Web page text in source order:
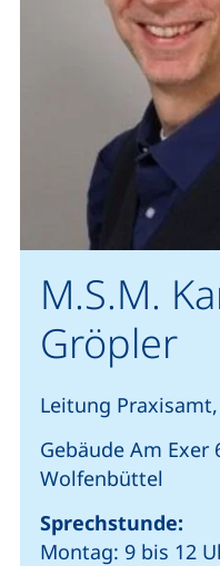
M.S.M.
Gröpler
Leitung
Gebäude Am Exer
Wolfenbüttel
Sprechstunde:
Montag: 9 bis 12